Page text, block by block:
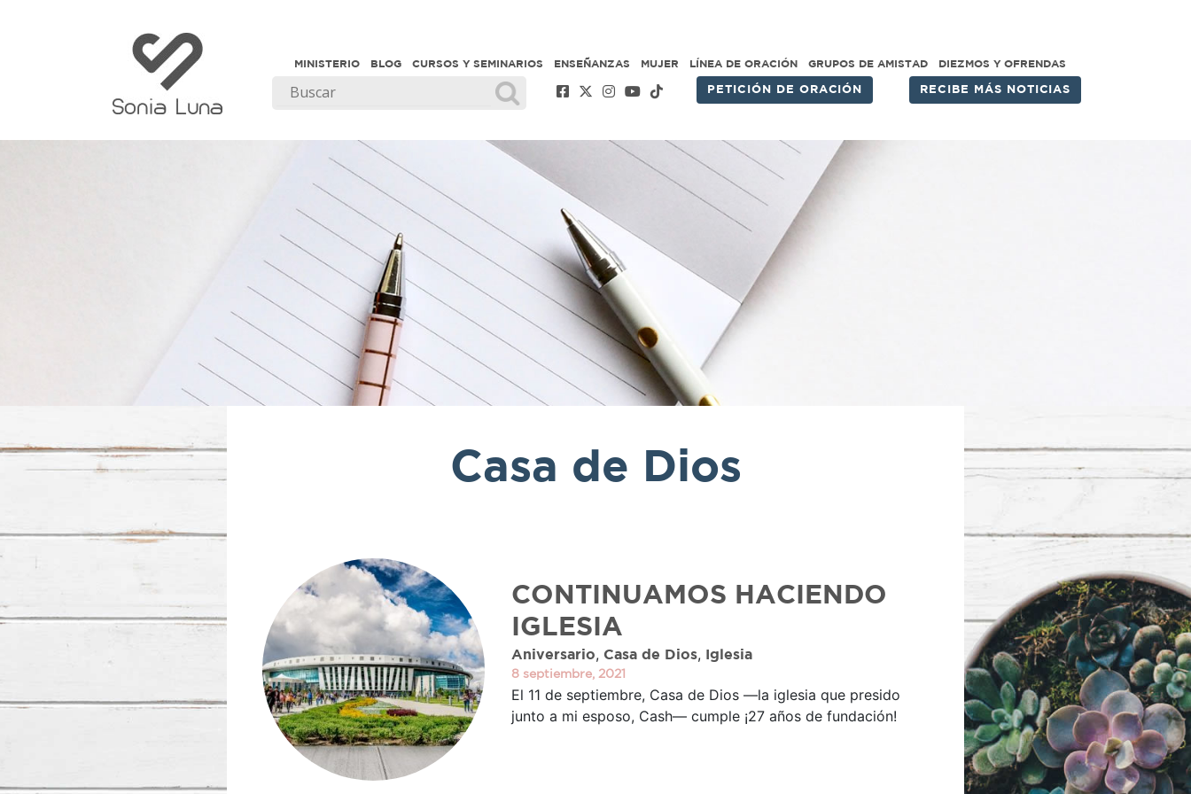
MINISTERIO BLOG CURSOS Y SEMINARIOS ENSEÑANZAS MUJER LÍNEA DE ORACIÓN GRUPOS DE AMISTAD DIEZMOS Y OFRENDAS
PETICIÓN DE ORACIÓN RECIBE MÁS NOTICIAS
Casa de Dios
CONTINUAMOS HACIENDO
IGLESIA
Aniversario, Casa de Dios, Iglesia
8 septiembre, 2021
El 11 de septiembre, Casa de Dios —la iglesia que presido
junto a mi esposo, Cash— cumple ¡27 años de fundación!